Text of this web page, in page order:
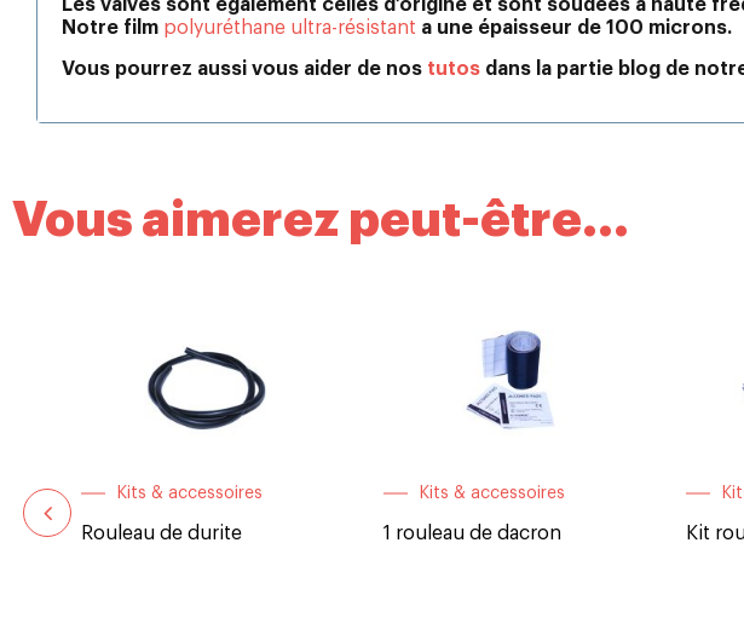
Les valves sont également celles d’origine et sont soudées à haute
Notre film polyuréthane ultra-résistant a une épaisseur de 100 microns.
Vous pourrez aussi vous aider de nos tutos dans la partie blog de
Vous aimerez peut-être...
Kits & accessoires
Rouleau de durite
Kits & accessoires
1 rouleau de dacron Kit